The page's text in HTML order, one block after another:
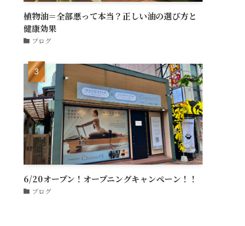
植物油＝全部悪って本当？正しい油の選び方と
健康効果
ブログ
6/20オープン！オープニングキャンペーン！！
ブログ